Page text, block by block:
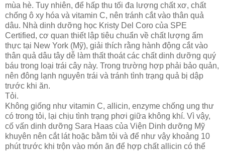
mùa hè. Tuy nhiên, để hấp thu tối đa lượng chất xơ, chất
chống ô xy hóa và vitamin C, nên tránh cắt vào thân quả
dâu. Nhà dinh dưỡng học Kristy Del Coro của SPE
Certified, cơ quan thiết lập tiêu chuẩn về chất lượng ẩm
thực tại New York (Mỹ), giải thích rằng hành động cắt vào
thân quả dâu tây dễ làm thất thoát các chất dinh dưỡng quý
báu trong loại trái cây này. Trong trường hợp phải bảo quản,
nên đông lạnh nguyên trái và tránh tình trạng quả bị dập
trước khi ăn.
Tỏi.
Không giống như vitamin C, allicin, enzyme chống ung thư
có trong tỏi, lại chịu tình trạng phơi giữa không khí. Vì vậy,
cố vấn dinh dưỡng Sara Haas của Viện Dinh dưỡng Mỹ
khuyên nên cắt lát hoặc bằm tỏi và để như vậy khoảng 10
phút trước khi trộn vào món ăn để hợp chất allicin có thể